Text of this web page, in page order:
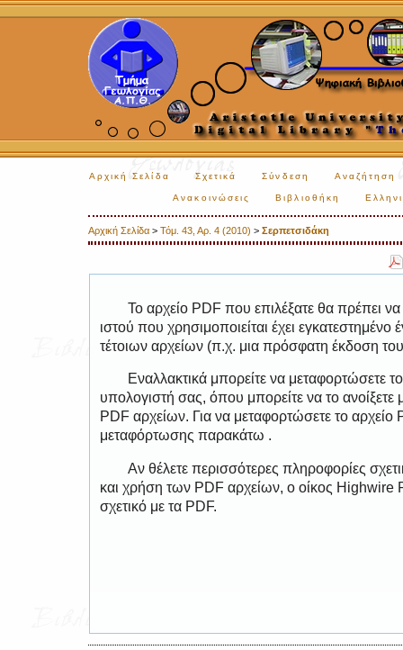
Αρχική Σελίδα Σχετικά Σύνδεση Αναζήτηση
Ανακοινώσεις Βιβλιοθήκη
Αρχική Σελίδα > Τόμ. 43, Αρ. 4 (2010) > Σερπετσιδάκη
Το αρχείο PDF που επιλέξατε θα πρέπει
ιστού που χρησιμοποιείται έχει
τέτοιων αρχείων (π.χ. μια πρόσφατη έκδοση
Εναλλακτικά μπορείτε να μεταφορτώσετε
υπολογιστή σας, όπου μπορείτε να το
PDF αρχείων. Για να μεταφορτώσετε το
μεταφόρτωσης παρακάτω .
Αν θέλετε περισσότερες πληροφορίες
και χρήση των PDF αρχείων, ο οίκος Highwire
σχετικό με τα PDF.